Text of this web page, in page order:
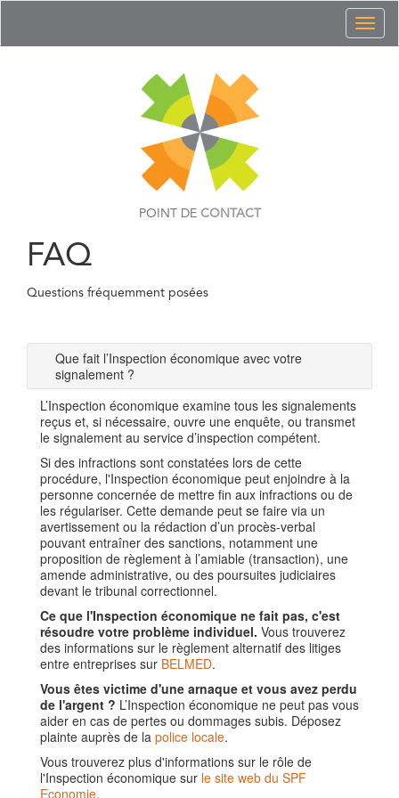
POINT DE CONTACT
FAQ
Questions fréquemment posées
Que fait l’Inspection économique avec votre
signalement ?
L’Inspection économique examine tous les signalements
reçus et, si nécessaire, ouvre une enquête, ou transmet
le signalement au service d’inspection compétent.
Si des infractions sont constatées lors de cette
procédure, l'Inspection économique peut enjoindre à la
personne concernée de mettre fin aux infractions ou de
les régulariser. Cette demande peut se faire via un
avertissement ou la rédaction d’un procès-verbal
pouvant entraîner des sanctions, notamment une
proposition de règlement à l’amiable (transaction), une
amende administrative, ou des poursuites judiciaires
devant le tribunal correctionnel.
Ce que l'Inspection économique ne fait pas, c'est
résoudre votre problème individuel. Vous trouverez
des informations sur le règlement alternatif des litiges
entre entreprises sur BELMED.
Vous êtes victime d'une arnaque et vous avez perdu
de l'argent ? L’Inspection économique ne peut pas vous
aider en cas de pertes ou dommages subis. Déposez
plainte auprès de la police locale.
Vous trouverez plus d'informations sur le rôle de
l'Inspection économique sur le site web du SPF
Economie.